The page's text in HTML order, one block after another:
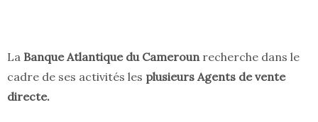
La Banque Atlantique du Cameroun recherche dans le
cadre de ses activités les plusieurs Agents de vente
directe.